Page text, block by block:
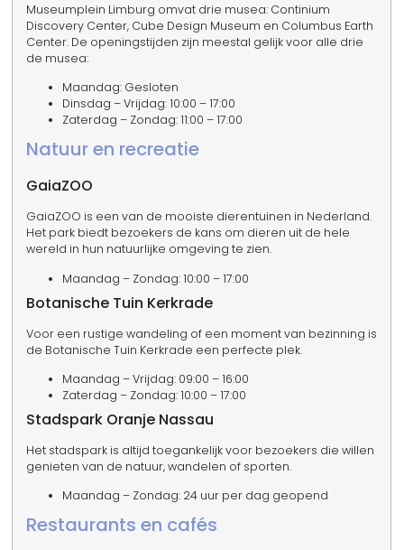
Museumplein Limburg omvat drie musea: Continium
Discovery Center, Cube Design Museum en Columbus Earth
Center. De openingstijden zijn meestal gelijk voor alle drie
de musea:
Maandag: Gesloten
Dinsdag – Vrijdag: 10:00 – 17:00
Zaterdag – Zondag: 11:00 – 17:00
Natuur en recreatie
GaiaZOO
GaiaZOO is een van de mooiste dierentuinen in Nederland.
Het park biedt bezoekers de kans om dieren uit de hele
wereld in hun natuurlijke omgeving te zien.
Maandag – Zondag: 10:00 – 17:00
Botanische Tuin Kerkrade
Voor een rustige wandeling of een moment van bezinning is
de Botanische Tuin Kerkrade een perfecte plek.
Maandag – Vrijdag: 09:00 – 16:00
Zaterdag – Zondag: 10:00 – 17:00
Stadspark Oranje Nassau
Het stadspark is altijd toegankelijk voor bezoekers die willen
genieten van de natuur, wandelen of sporten.
Maandag – Zondag: 24 uur per dag geopend
Restaurants en cafés